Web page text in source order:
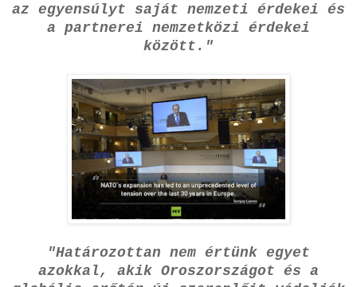
az egyensúlyt saját nemzeti érdekei és
a partnerei nemzetközi érdekei
között."
"Határozottan nem értünk egyet
azokkal, akik Oroszországot és a